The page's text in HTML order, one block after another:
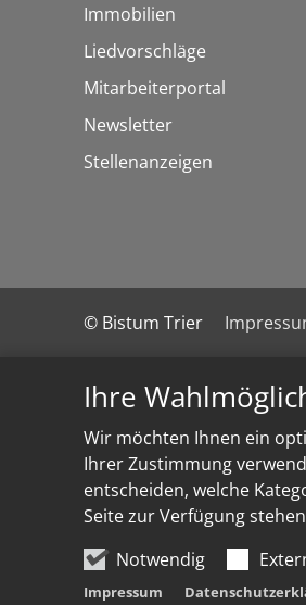
Ihre
Wir möchten Ihnen ein
Ihrer Zustimmung
entscheiden, welche
Seite zur Verfügung
Notwendig
Impressum
Immobilien
Liedvorschläge
Mitarbeiterportal
Newsletter
Stellenanzeigen
© Bistum Trier